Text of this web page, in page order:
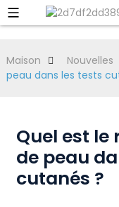
Maison Nouvelles
peau dans les tests
Quel est
de peau
cutanés ?